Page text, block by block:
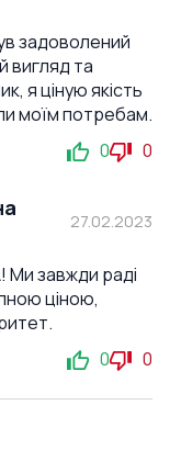
задоволений
вигляд та
я ціную якість
моїм потребам.
0 0
27.02.2023
завжди раді
ціною,
0 0